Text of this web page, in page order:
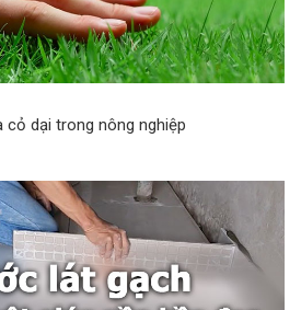
cỏ dại trong nông nghiệp